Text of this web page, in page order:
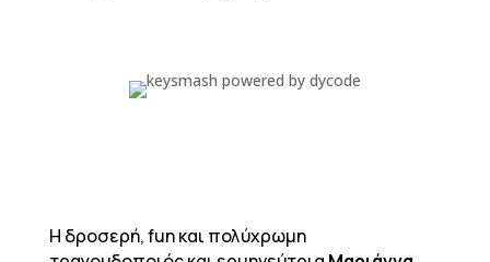
Η δροσερή, fun και πολύχρωμη